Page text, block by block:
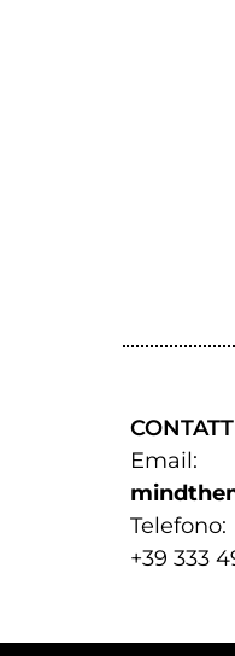
Email:
Telefono:
+39 333